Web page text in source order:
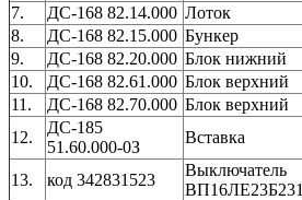
7.
ДС-168 82.14.000 Лоток
8.
ДС-168 82.15.000 Бункер
9.
ДС-168 82.20.000 Блок нижний
10.
ДС-168 82.61.000 Блок верхний
11.
ДС-168 82.70.000 Блок верхний
12.
ДС-185
51.60.000-0З
Вставка
13. код 342831523
Выключатель